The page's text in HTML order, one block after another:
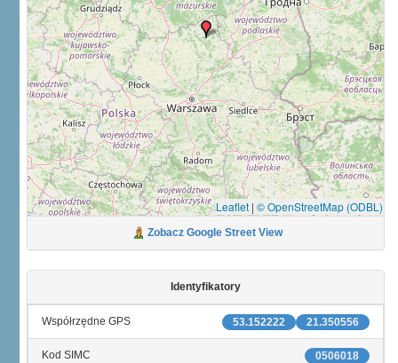
Leaflet | © OpenStreetMap (ODBL)
Zobacz Google Street View
Identyfikatory
21.350556
53.152222
Współrzędne GPS
0506018
Kod SIMC